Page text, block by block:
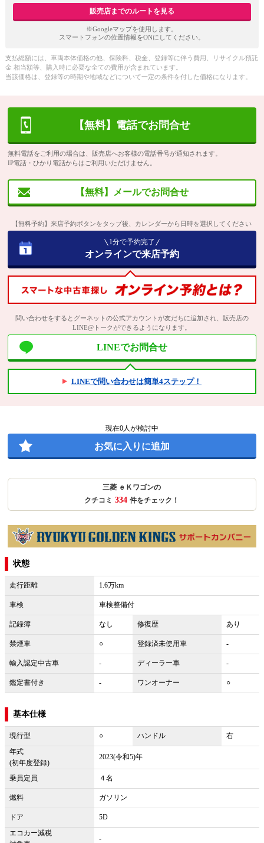
販売店までのルートを見る
※Googleマップを使用します。
スマートフォンの位置情報をONにしてください。
支払総額には、車両本体価格の他、保険料、税金、登録等に伴う費用、リサイクル預託
金 相当額等、購入時に必要な全ての費用が含まれています。
当該価格は、登録等の時期や地域などについて一定の条件を付した価格になります。
【無料】電話でお問合せ
無料電話をご利用の場合は、販売店へお客様の電話番号が通知されます。
IP電話・ひかり電話からはご利用いただけません。
【無料】メールでお問合せ
【無料予約】来店予約ボタンをタップ後、カレンダーから日時を選択してください
1分で予約完了
オンラインで来店予約
問い合わせをするとグーネットの公式アカウントが友だちに追加され、販売店の
LINE@トークができるようになります。
LINEでお問合せ
LINEで問い合わせは簡単4ステップ！
現在0人が検討中
お気に入りに追加
三菱 ｅＫワゴンの
クチコミ 334 件をチェック！
状態
走行距離 1.6万km
車検 車検整備付
記録簿 なし 修復歴 あり
禁煙車 ○ 登録済未使用車 -
輸入認定中古車 - ディーラー車 -
鑑定書付き - ワンオーナー ○
基本仕様
現行型 ○ ハンドル
右
年式
(初年度登録)
2023(令和5)年
乗員定員 ４名
燃料 ガソリン
ドア
5D
エコカー減税
-